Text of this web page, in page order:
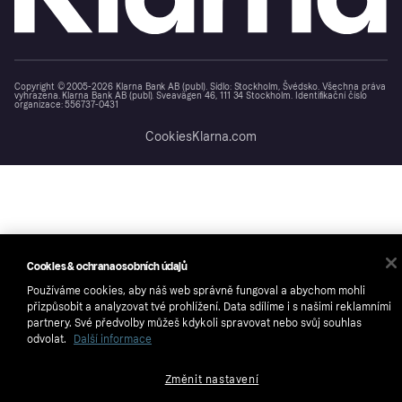
Copyright © 2005-2026 Klarna Bank AB (publ). Sídlo: Stockholm, Švédsko. Všechna práva
vyhrazena. Klarna Bank AB (publ). Sveavägen 46, 111 34 Stockholm. Identifikační číslo
organizace: 556737-0431
CookiesKlarna.com
Cookies & ochrana osobních údajů
Používáme cookies, aby náš web správně fungoval a abychom mohli
přizpůsobit a analyzovat tvé prohlížení. Data sdílíme i s našimi reklamními
partnery. Své předvolby můžeš kdykoli spravovat nebo svůj souhlas
odvolat.
Další informace
Změnit nastavení